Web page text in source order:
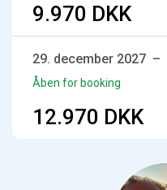
9.970 DKK
29. december 2027 –
Åben for booking
12.970 DKK